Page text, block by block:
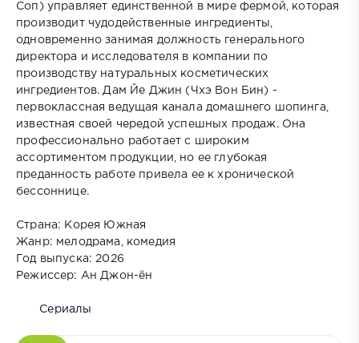
Соп) управляет единственной в мире фермой, которая
производит чудодейственные ингредиенты,
одновременно занимая должность генерального
директора и исследователя в компании по
производству натуральных косметических
ингредиентов. Дам Йе Джин (Чхэ Вон Бин) -
первоклассная ведущая канала домашнего шопинга,
известная своей чередой успешных продаж. Она
профессионально работает с широким
ассортиментом продукции, но ее глубокая
преданность работе привела ее к хронической
бессоннице.
Страна: Корея Южная
Жанр: мелодрама, комедия
Год выпуска: 2026
Режиссер: Ан Джон-ён
Сериалы